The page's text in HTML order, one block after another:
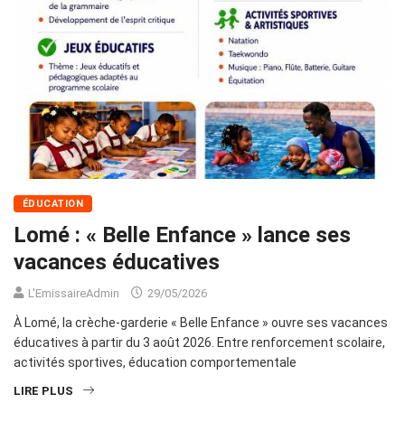
ÉDUCATION
Lomé : « Belle Enfance » lance ses
vacances éducatives
L'EmissaireAdmin 29/05/2026
À Lomé, la crèche-garderie « Belle Enfance » ouvre ses vacances
éducatives à partir du 3 août 2026. Entre renforcement scolaire,
activités sportives, éducation comportementale
LIRE PLUS